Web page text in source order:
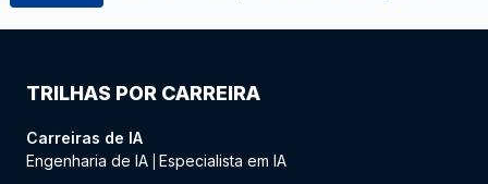
TRILHAS POR CARREIRA
Carreiras de IA
Engenharia de IA Especialista em IA